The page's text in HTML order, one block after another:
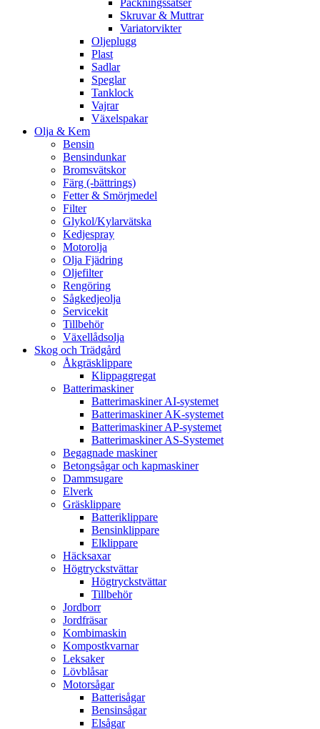
Packningssatser
Skruvar & Muttrar
Variatorvikter
Oljeplugg
Plast
Sadlar
Speglar
Tanklock
Vajrar
Växelspakar
Olja & Kem
Bensin
Bensindunkar
Bromsvätskor
Färg (-bättrings)
Fetter & Smörjmedel
Filter
Glykol/Kylarvätska
Kedjespray
Motorolja
Olja Fjädring
Oljefilter
Rengöring
Sågkedjeolja
Servicekit
Tillbehör
Växellådsolja
Skog och Trädgård
Åkgräsklippare
Klippaggregat
Batterimaskiner
Batterimaskiner AI-systemet
Batterimaskiner AK-systemet
Batterimaskiner AP-systemet
Batterimaskiner AS-Systemet
Begagnade maskiner
Betongsågar och kapmaskiner
Dammsugare
Elverk
Gräsklippare
Batteriklippare
Bensinklippare
Elklippare
Häcksaxar
Högtryckstvättar
Högtryckstvättar
Tillbehör
Jordborr
Jordfräsar
Kombimaskin
Kompostkvarnar
Leksaker
Lövblåsar
Motorsågar
Batterisågar
Bensinsågar
Elsågar